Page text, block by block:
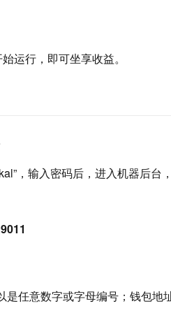
运行，即可坐享收益。
，输入密码后，进入机器后台
是任意数字或字母编号；钱包地